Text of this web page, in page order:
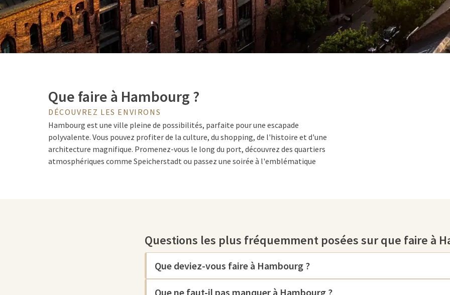
Que faire à Hambourg ?
DÉCOUVREZ LES ENVIRONS
Hambourg est une ville pleine de possibilités, parfaite pour une escapade
polyvalente. Vous pouvez profiter de la culture, du shopping, de l'histoire et d'une
architecture magnifique. Promenez-vous le long du port, découvrez des quartiers
atmosphériques comme Speicherstadt ou passez une soirée à l'emblématique
Hambourg offre une grande variété de curiosités qui font de la ville une destination
unique. L'un des sites les plus emblématiques est l'Elbphilharmonie, un chef-
d'œuvre architectural célèbre non seulement pour son design saisissant, mais aussi
pour les vues panoramiques qu'il offre sur la ville et le port. C'est l'endroit idéal pour
les amateurs de musique, car c'est l'une des salles de concert les plus importantes
Questions les plus fréquemment posées sur que faire à
Que deviez-vous faire à Hambourg ?
Que ne faut-il pas manquer à Hambourg ?